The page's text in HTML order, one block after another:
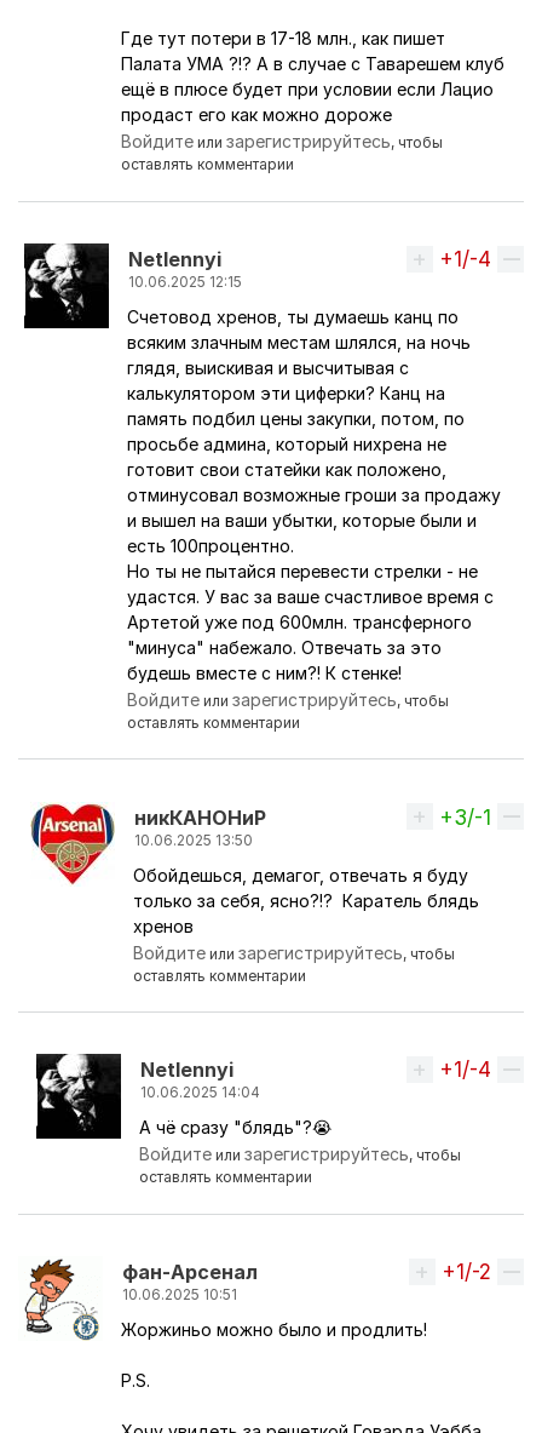
Где тут потери в 17-18 млн., как пишет
Палата УМА ?!? А в случае с Таварешем клуб
ещё в плюсе будет при условии если Лацио
продаст его как можно дороже
Войдите илизарегистрируйтесь, чтобы
оставлять комментарии
Netlennyi
10.06.2025 12:15
Ответ на комментарий пользователя
Вверх
+1/-4
Счетовод хренов, ты думаешь канц по
всяким злачным местам шлялся, на ночь
глядя, выискивая и высчитывая с
калькулятором эти циферки? Канц на
память подбил цены закупки, потом, по
просьбе админа, который нихрена не
готовит свои статейки как положено,
отминусовал возможные гроши за продажу
и вышел на ваши убытки, которые были и
есть 100процентно.
Но ты не пытайся перевести стрелки - не
удастся. У вас за ваше счастливое время с
Артетой уже под 600млн. трансферного
"минуса" набежало. Отвечать за это
будешь вместе с ним?! К стенке!
Войдите илизарегистрируйтесь, чтобы
оставлять комментарии
никКАНОНиР
10.06.2025 13:50
Ответ на комментарий пользователя Netlennyi
Вверх
+3/-1
Обойдешься, демагог, отвечать я буду
только за себя, ясно?!? Каратель блядь
хренов
Войдите илизарегистрируйтесь, чтобы
оставлять комментарии
Netlennyi
10.06.2025 14:04
Ответ на комментарий пользователя
Вверх
+1/-4
А чё сразу "блядь"?😭
Войдите илизарегистрируйтесь, чтобы
оставлять комментарии
фaн-Apceнaл
10.06.2025 10:51
Вверх
+1/-2
Жоржиньо можно было и продлить!
P.S.